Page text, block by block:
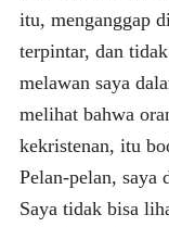
itu, menganggap
terpintar, dan
melawan saya
melihat bahwa
kekristenan, itu
Pelan-pelan, saya
Saya tidak bisa